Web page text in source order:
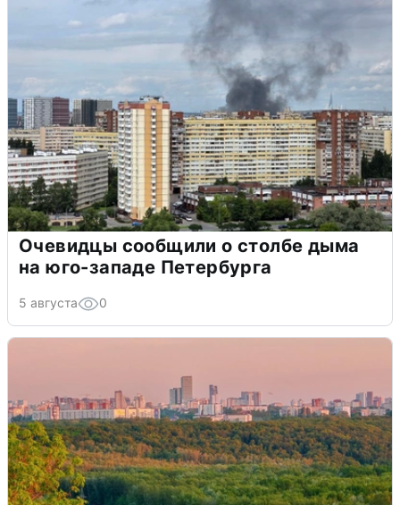
Очевидцы сообщили о столбе дыма
на юго-западе Петербурга
5 августа 0